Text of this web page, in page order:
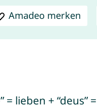
Amadeo merken
lieben + “deus”